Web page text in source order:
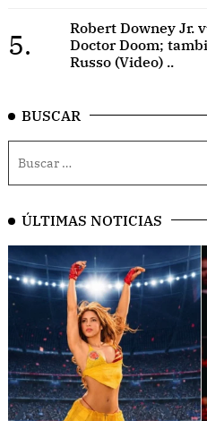
5.
Robert Downey Jr.
Doctor Doom;
Russo (Video) ..
BUSCAR
ÚLTIMAS NOTICIAS